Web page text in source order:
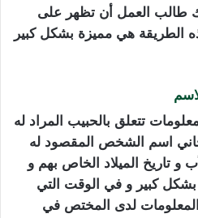
طالب العمل أن تظهر على
الطريقة هي مميزة بشكل كبير
تتعلق بالحبيب المراد له
اسم الشخص المقصود له
و تاريخ الميلاد الخاص بهم و
كبير و في الوقت التي
لدى المختص في